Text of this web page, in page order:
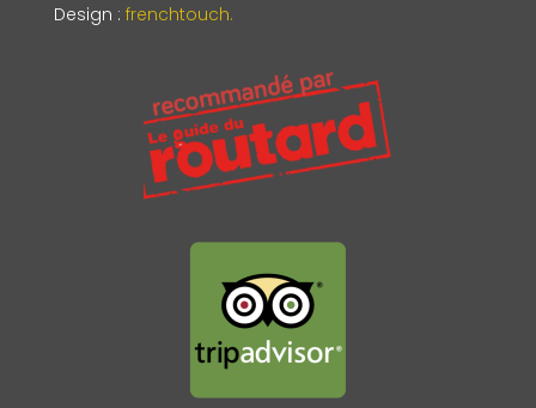
Design : frenchtouch.